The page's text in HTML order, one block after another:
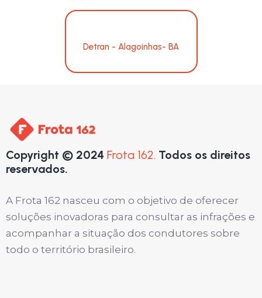
Detran - Alagoinhas- BA
Copyright © 2024 Frota 162. Todos os direitos
reservados.
A Frota 162 nasceu com o objetivo de oferecer
soluções inovadoras para consultar as infrações e
acompanhar a situação dos condutores sobre
todo o território brasileiro.